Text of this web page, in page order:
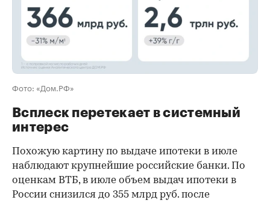
Фото: «Дом.РФ»
Всплеск перетекает в системный
интерес
Похожую картину по выдаче ипотеки в июле
наблюдают крупнейшие российские банки. По
оценкам ВТБ, в июле объем выдач ипотеки в
России снизился до 355 млрд руб. после